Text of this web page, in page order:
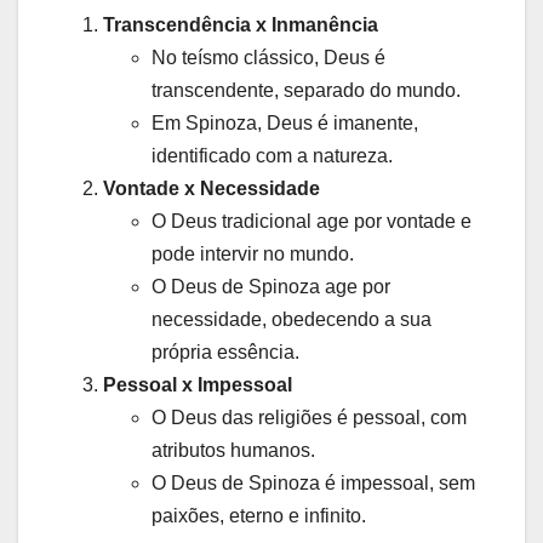
Transcendência x Inmanência
No teísmo clássico, Deus é
transcendente, separado do mundo.
Em Spinoza, Deus é imanente,
identificado com a natureza.
Vontade x Necessidade
O Deus tradicional age por vontade e
pode intervir no mundo.
O Deus de Spinoza age por
necessidade, obedecendo a sua
própria essência.
Pessoal x Impessoal
O Deus das religiões é pessoal, com
atributos humanos.
O Deus de Spinoza é impessoal, sem
paixões, eterno e infinito.